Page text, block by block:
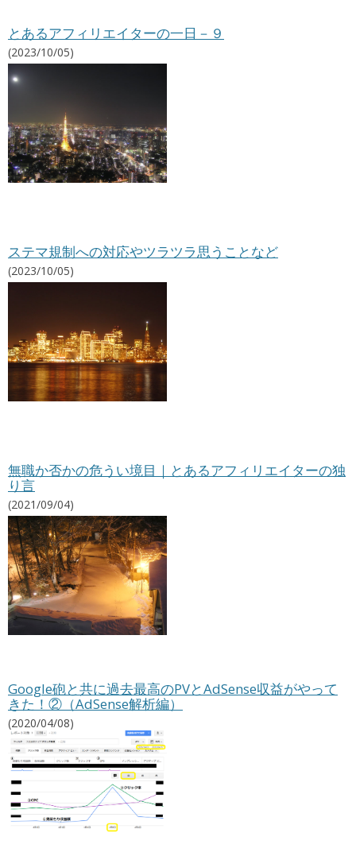
とあるアフィリエイターの一日－９
(2023/10/05)
ステマ規制への対応やツラツラ思うことなど
(2023/10/05)
無職か否かの危うい境目｜とあるアフィリエイターの独
り言
(2021/09/04)
Google砲と共に過去最高のPVとAdSense収益がやって
きた！②（AdSense解析編）
(2020/04/08)